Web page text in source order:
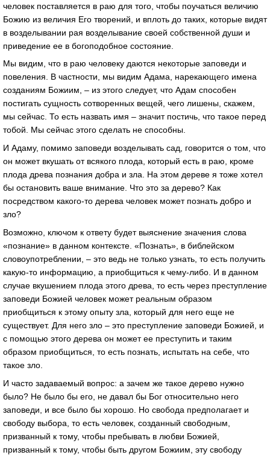
человек поставляется в раю для того, чтобы поучаться величию
Божию из величия Его творений, и вплоть до таких, которые видят
в возделывании рая возделывание своей собственной души и
приведение ее в богоподобное состояние.
Мы видим, что в раю человеку даются некоторые заповеди и
повеления. В частности, мы видим Адама, нарекающего имена
созданиям Божиим, – из этого следует, что Адам способен
постигать сущность сотворенных вещей, чего лишены, скажем,
мы сейчас. То есть назвать имя – значит постичь, что такое перед
тобой. Мы сейчас этого сделать не способны.
И Адаму, помимо заповеди возделывать сад, говорится о том, что
он может вкушать от всякого плода, который есть в раю, кроме
плода древа познания добра и зла. На этом дереве я тоже хотел
бы остановить ваше внимание. Что это за дерево? Как
посредством какого-то дерева человек может познать добро и
зло?
Возможно, ключом к ответу будет выяснение значения слова
«познание» в данном контексте. «Познать», в библейском
словоупотреблении, – это ведь не только узнать, то есть получить
какую-то информацию, а приобщиться к чему-либо. И в данном
случае вкушением плода этого древа, то есть через преступление
заповеди Божией человек может реальным образом
приобщиться к этому опыту зла, который для него еще не
существует. Для него зло – это преступление заповеди Божией, и
с помощью этого дерева он может ее преступить и таким
образом приобщиться, то есть познать, испытать на себе, что
такое зло.
И часто задаваемый вопрос: а зачем же такое дерево нужно
было? Не было бы его, не давал бы Бог относительно него
заповеди, и все было бы хорошо. Но свобода предполагает и
свободу выбора, то есть человек, созданный свободным,
призванный к тому, чтобы пребывать в любви Божией,
призванный к тому, чтобы быть другом Божиим, эту свободу